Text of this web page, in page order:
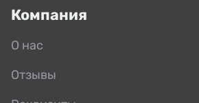
Компания
О нас
Отзывы